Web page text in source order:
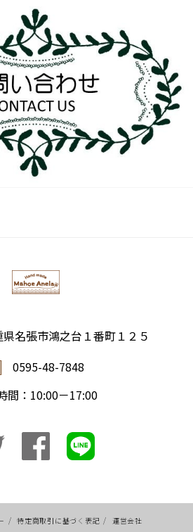
名張市鴻之台１番町１２５
0595-48-7848
間：10:00－17:00
/ 特定商取引に基づく表記 / 運営会社